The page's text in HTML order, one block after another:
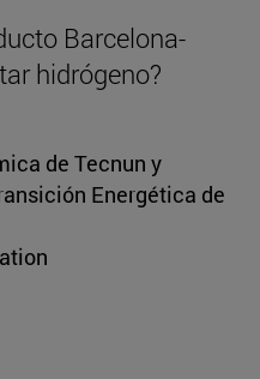
Barcelona-
hidrógeno?
de Tecnun y
Energética de